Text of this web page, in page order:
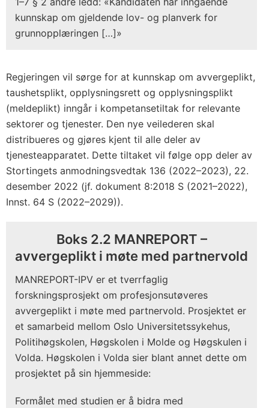
kunnskap om gjeldende lov- og planverk for
grunnopplæringen […]»
Regjeringen vil sørge for at kunnskap om avvergeplikt,
taushetsplikt, opplysningsrett og opplysningsplikt
(meldeplikt) inngår i kompetansetiltak for relevante
sektorer og tjenester. Den nye veilederen skal
distribueres og gjøres kjent til alle deler av
tjenesteapparatet. Dette tiltaket vil følge opp deler av
Stortingets anmodningsvedtak 136 (2022–2023), 22.
desember 2022 (jf. dokument 8:2018 S (2021–2022),
Innst. 64 S (2022–2029)).
Boks 2.2 MANREPORT –
avvergeplikt i møte med partnervold
MANREPORT-IPV er et tverrfaglig
forskningsprosjekt om profesjonsutøveres
avvergeplikt i møte med partnervold. Prosjektet er
et samarbeid mellom Oslo Universitetssykehus,
Politihøgskolen, Høgskolen i Molde og Høgskulen i
Volda. Høgskolen i Volda sier blant annet dette om
prosjektet på sin hjemmeside:
Formålet med studien er å bidra med